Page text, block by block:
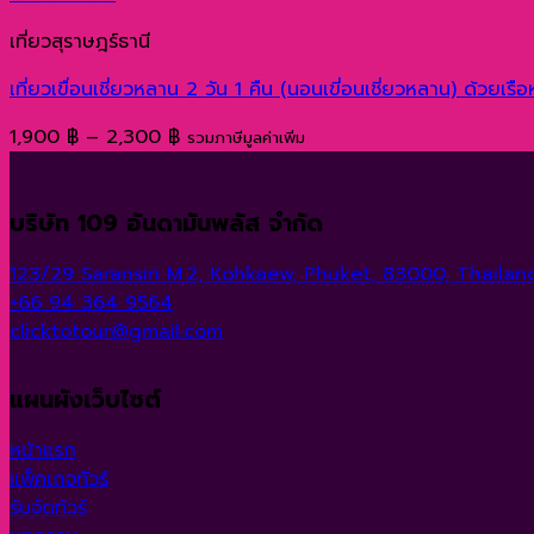
เที่ยวสุราษฎร์ธานี
เที่ยวเขื่อนเชี่ยวหลาน 2 วัน 1 คืน (นอนเขี่อนเชี่ยวหลาน) ด้วยเรื
1,900 ฿ – 2,300 ฿Price
through
รวมภาษีมูลค่าเพิ่ม
บริษัท 109 อันดามันพลัส จำกัด
123/29 Saransiri M.2, Kohkaew, Phuket, 83000,
+66 94 364 9564
clicktotour@gmail.com
แผนผังเว็บไซต์
หน้าแรก
แพ็คเกจทัวร์
รับจัดทัวร์